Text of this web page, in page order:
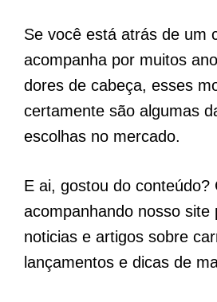
Se você está atrás de um
acompanha por muitos
dores de cabeça, esses
certamente são algumas
escolhas no mercado.
E ai, gostou do conteúdo?
acompanhando nosso site
noticias e artigos sobre
lançamentos e dicas de